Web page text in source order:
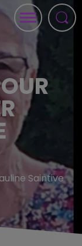
Saintive